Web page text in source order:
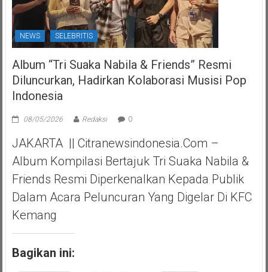
NEWS SELEBRITIS
Album “Tri Suaka Nabila & Friends” Resmi
Diluncurkan, Hadirkan Kolaborasi Musisi Pop
Indonesia
08/05/2026 Redaksi 0
JAKARTA || Citranewsindonesia.com –
Album Kompilasi Bertajuk Tri Suaka Nabila &
Friends Resmi Diperkenalkan Kepada Publik
Dalam Acara Peluncuran Yang Digelar Di KFC
Kemang
Bagikan ini: